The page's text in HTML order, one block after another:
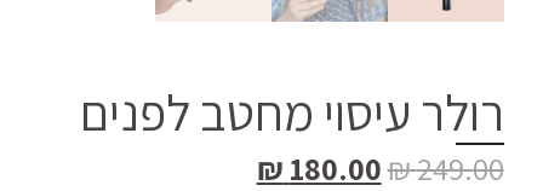
רולר עיסוי מחטב לפנים
249.00
₪
180.00
₪